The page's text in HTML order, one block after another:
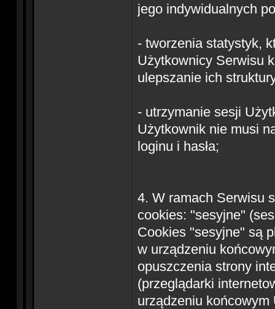
jego indywidualnych
- tworzenia statystyk,
Użytkownicy Serwisu
ulepszanie ich
- utrzymanie sesji
Użytkownik nie musi
loginu i hasła;
4. W ramach Serwisu
cookies: "sesyjne"
Cookies "sesyjne" są
w urządzeniu
opuszczenia strony
(przeglądarki
urządzeniu